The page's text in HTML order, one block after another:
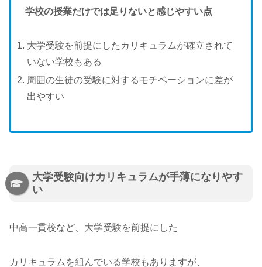
学校の授業だけでは足りないと感じやすい点
大学受験を前提にしたカリキュラムが確立されて
いない学校もある
周囲の生徒の受験に対するモチベーションに差が
出やすい
大学受験向けカリキュラムが手薄になりやす
い
中高一貫校など、大学受験を前提にした
カリキュラムを組んでいる学校もありますが、